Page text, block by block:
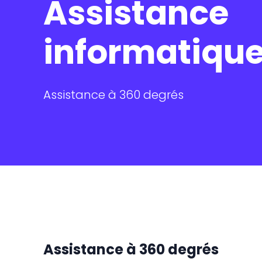
Assistance
Assistance à 360 degrés
Assistance à 360 degrés